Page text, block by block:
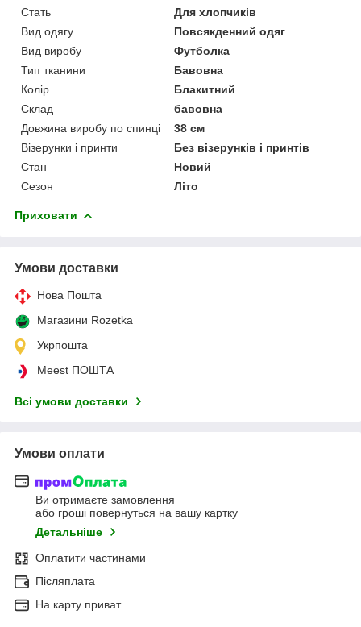
Стать
Для хлопчиків
Вид одягу
Повсякденний одяг
Вид виробу
Футболка
Тип тканини
Бавовна
Колір
Блакитний
Склад
бавовна
Довжина виробу по спинці
38 см
Візерунки і принти
Без візерунків і принтів
Стан
Новий
Сезон
Літо
Приховати
Умови доставки
Нова Пошта
Магазини Rozetka
Укрпошта
Meest ПОШТА
Всі умови доставки
Умови оплати
Ви отримаєте замовлення
або гроші повернуться на вашу картку
Детальніше
Оплатити частинами
Післяплата
На карту приват